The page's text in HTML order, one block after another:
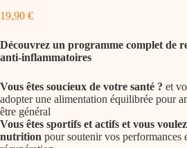
19,90 €
Découvrez un programme complet de
anti-inflammatoires
Vous êtes soucieux de votre santé ? et
adopter une alimentation équilibrée pour
être général
Vous êtes sportifs et actifs et vous
nutrition pour soutenir vos performances